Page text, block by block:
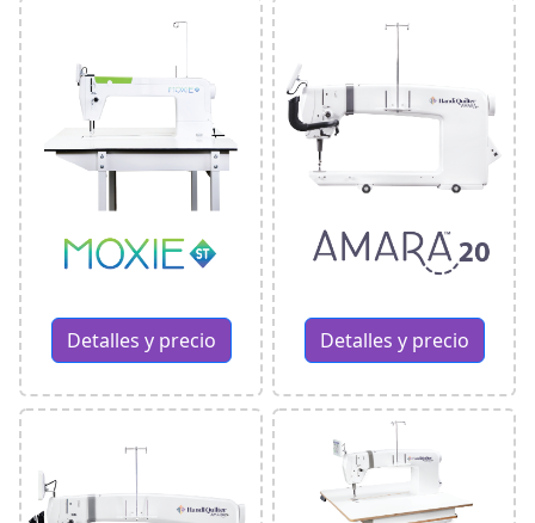
Detalles y precio Detalles y precio